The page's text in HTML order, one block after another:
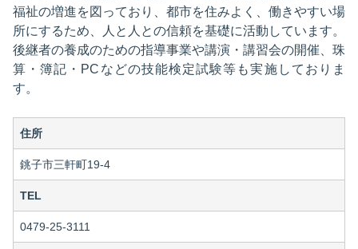
福祉の増進を図っており、都市を住みよく、働きやすい場
所にするため、人と人との信頼を基礎に活動しています。
後継者の養成のための指導事業や講演・講習会の開催、珠
算・簿記・PCなどの技能検定試験等も実施しておりま
す。
住所
銚子市三軒町19-4
TEL
0479-25-3111